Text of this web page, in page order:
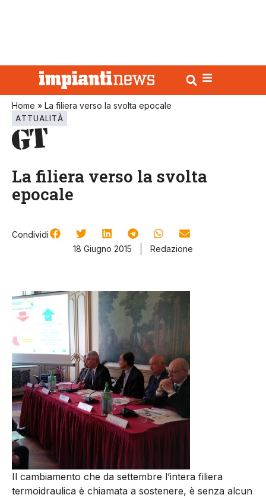
Home » La filiera verso la svolta epocale
ATTUALITÀ
La filiera verso la svolta
epocale
Condividi
18 Giugno 2015
Redazione
Il cambiamento che da settembre l’intera filiera
termoidraulica è chiamata a sostenere, è senza alcun